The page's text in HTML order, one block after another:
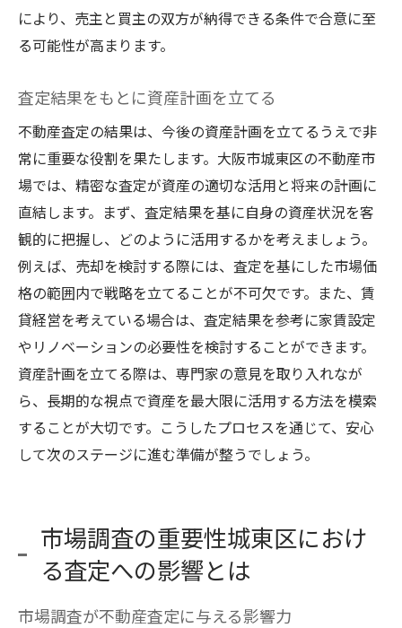
により、売主と買主の双方が納得できる条件で合意に至
る可能性が高まります。
査定結果をもとに資産計画を立てる
不動産査定の結果は、今後の資産計画を立てるうえで非
常に重要な役割を果たします。大阪市城東区の不動産市
場では、精密な査定が資産の適切な活用と将来の計画に
直結します。まず、査定結果を基に自身の資産状況を客
観的に把握し、どのように活用するかを考えましょう。
例えば、売却を検討する際には、査定を基にした市場価
格の範囲内で戦略を立てることが不可欠です。また、賃
貸経営を考えている場合は、査定結果を参考に家賃設定
やリノベーションの必要性を検討することができます。
資産計画を立てる際は、専門家の意見を取り入れなが
ら、長期的な視点で資産を最大限に活用する方法を模索
することが大切です。こうしたプロセスを通じて、安心
して次のステージに進む準備が整うでしょう。
市場調査の重要性城東区におけ
る査定への影響とは
市場調査が不動産査定に与える影響力